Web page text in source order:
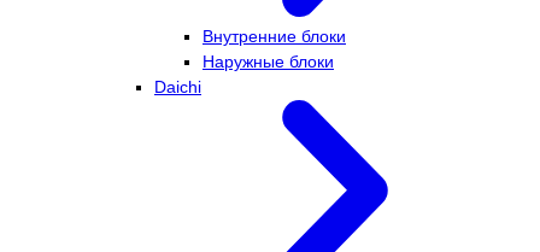
Внутренние блоки
Наружные блоки
Daichi